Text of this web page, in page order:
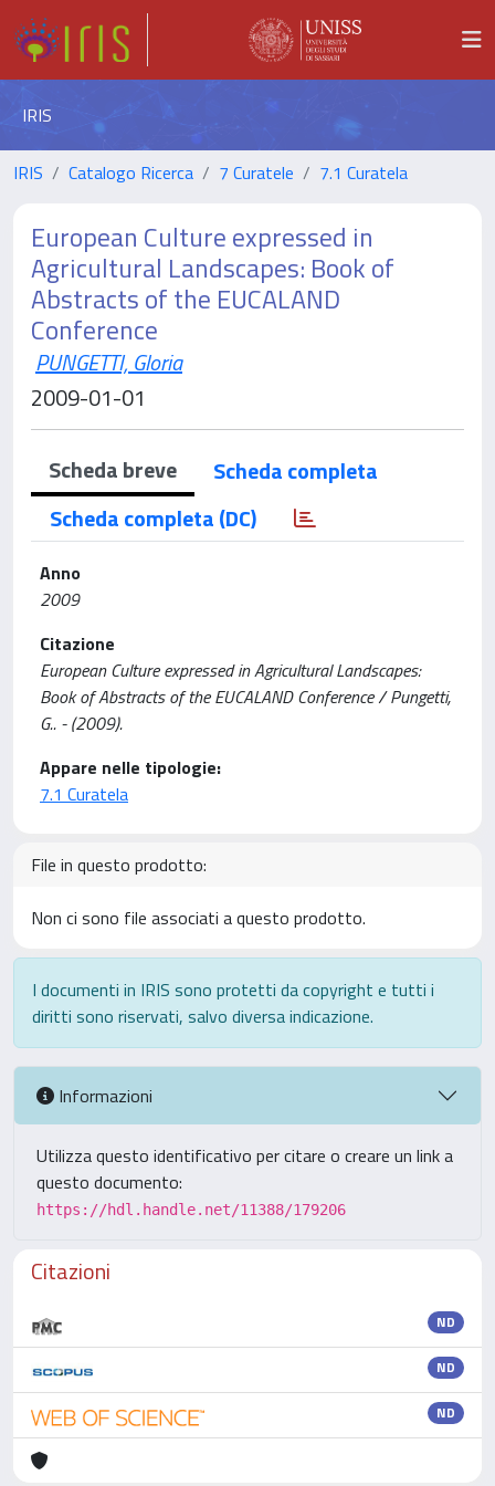
IRIS
IRIS Catalogo Ricerca 7 Curatele 7.1 Curatela
European Culture expressed in
Agricultural Landscapes: Book of
Abstracts of the EUCALAND
Conference
PUNGETTI, Gloria
2009-01-01
Scheda breve
Scheda completa
Scheda completa (DC)
Anno
2009
Citazione
European Culture expressed in Agricultural Landscapes:
Book of Abstracts of the EUCALAND Conference / Pungetti,
G.. - (2009).
Appare nelle tipologie:
7.1 Curatela
File in questo prodotto:
Non ci sono file associati a questo prodotto.
I documenti in IRIS sono protetti da copyright e tutti i
diritti sono riservati, salvo diversa indicazione.
Informazioni
Utilizza questo identificativo per citare o creare un link a
questo documento:
https://hdl.handle.net/11388/179206
Citazioni
ND
ND
ND